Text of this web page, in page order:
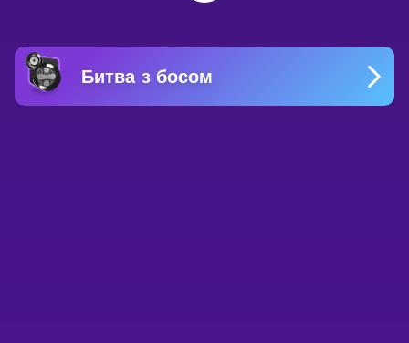
Битва з босом